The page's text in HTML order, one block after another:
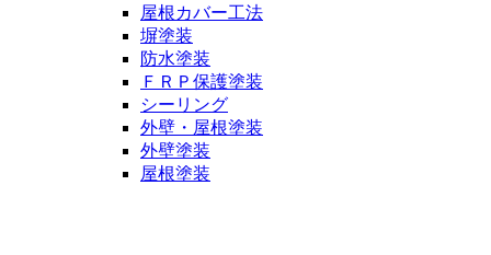
屋根カバー工法
塀塗装
防水塗装
ＦＲＰ保護塗装
シーリング
外壁・屋根塗装
外壁塗装
屋根塗装